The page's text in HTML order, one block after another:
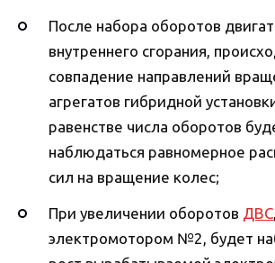
После набора оборотов
внутреннего сгорания,
совпадение направлений
агрегатов гибридной
равенстве числа оборотов
наблюдаться равномерное
сил на вращение колес;
При увеличении оборотов ДВС
электромотором №2, будет